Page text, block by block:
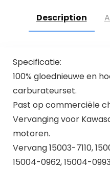
Description
Specificatie:
100% gloednieuwe en
carburateurset.
Past op commerciële
Vervanging voor
motoren.
Vervang 15003-7110,
15004-0962, 15004-